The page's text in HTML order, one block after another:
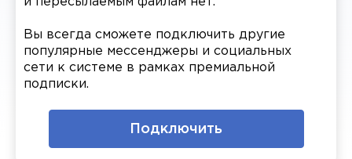
Вы всегда сможете подключить другие
популярные мессенджеры и социальных
сети к системе в рамках премиальной
подписки.
Подключить